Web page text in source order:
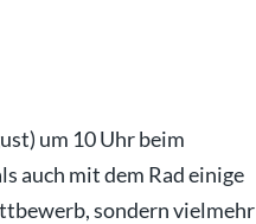
um 10 Uhr beim
auch mit dem Rad einige
sondern vielmehr